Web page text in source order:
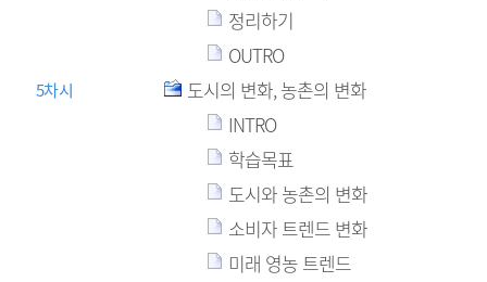
정리하기
OUTRO
5차시
도시의 변화, 농촌의 변화
INTRO
학습목표
도시와 농촌의 변화
소비자 트렌드 변화
미래 영농 트렌드